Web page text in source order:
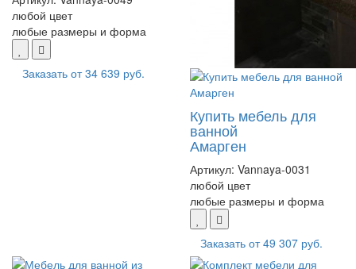
любой цвет
любые размеры и форма
Заказать от34 639 руб.
Купить мебель для
ванной
Амарген
Артикул: Vannaya-0031
любой цвет
любые размеры и форма
Заказать от49 307 руб.